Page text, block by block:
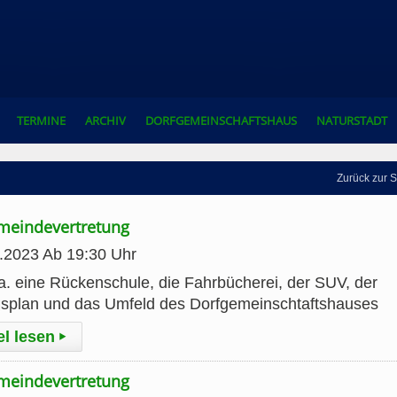
TERMINE ARCHIV DORFGEMEINSCHAFTSHAUS NATURSTADT
Zurück zur
Ab 19:30 Uhr
eine Rückenschule, die Fahrbücherei, der SUV, der
und das Umfeld des Dorfgemeinschtaftshauses
lesen ▸